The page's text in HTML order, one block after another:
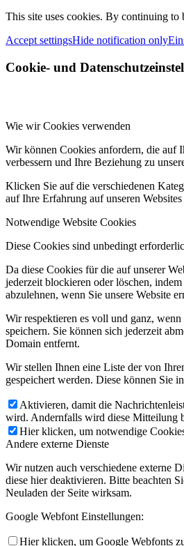
This site uses cookies. By continuing to
Accept settingsHide notification only
Cookie- und
Wie wir Cookies verwenden
Wir können Cookies anfordern, die auf
verbessern und Ihre Beziehung zu
Klicken Sie auf die verschiedenen
auf Ihre Erfahrung auf unseren
Notwendige Website Cookies
Diese Cookies sind unbedingt
Da diese Cookies für die auf unserer
jederzeit blockieren oder löschen,
abzulehnen, wenn Sie unsere Website
Wir respektieren es voll und ganz,
speichern. Sie können sich jederzeit
Domain entfernt.
Wir stellen Ihnen eine Liste der von
gespeichert werden. Diese können Sie
Aktivieren, damit die
wird. Andernfalls wird diese Mitteilung
Hier klicken, um notwendige
Andere externe Dienste
Wir nutzen auch verschiedene externe
diese hier deaktivieren. Bitte beachten
Neuladen der Seite wirksam.
Google Webfont Einstellungen:
Hier klicken, um Google Webfonts